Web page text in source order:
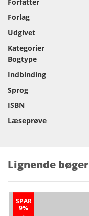
Forlag
Udgivet
Kategorier
Bogtype
Indbinding
Sprog
ISBN
Læseprøve
Lignende bøger
SPAR
9%